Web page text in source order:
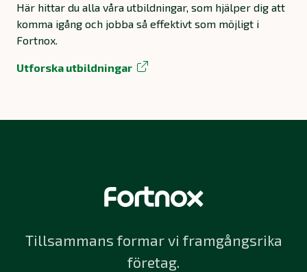
Här hittar du alla våra utbildningar, som hjälper dig att
komma igång och jobba så effektivt som möjligt i
Fortnox.
Utforska utbildningar
Tillsammans formar vi framgångsrika
företag.